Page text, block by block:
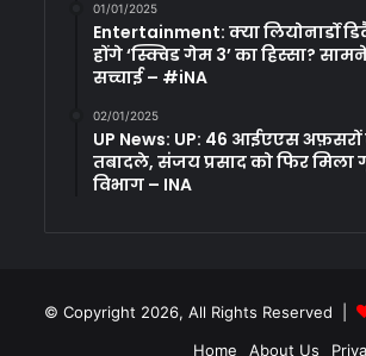
01/01/2025
Entertainment: क्या लियोनार्डो
होंगे ‘स्क्विड गेम 3’ का हिस्सा?
सच्चाई – #iNA
02/01/2025
UP News: UP: 46 आईएएस
तबादले, संजय प्रसाद को फिर मिला
विभाग – INA
© Copyright 2026, All Rights Reserved |
Home
About Us